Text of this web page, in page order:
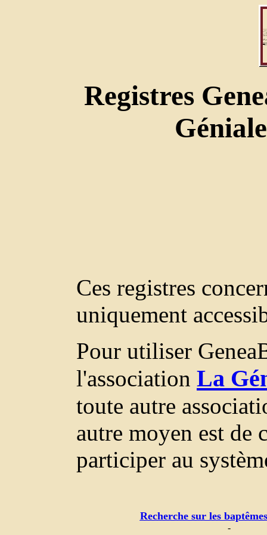
Registres
Ces registres
uniquement
Pour utiliser
l'association La
toute autre
autre moyen est de
participer au
Recherche sur les
-